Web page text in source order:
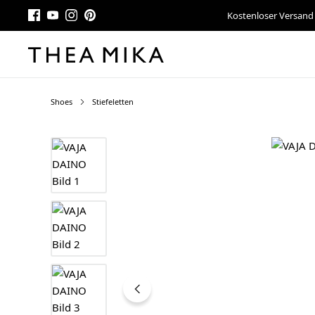
Kostenloser Versand
Shoes Stiefeletten
Bildergalerie überspringen